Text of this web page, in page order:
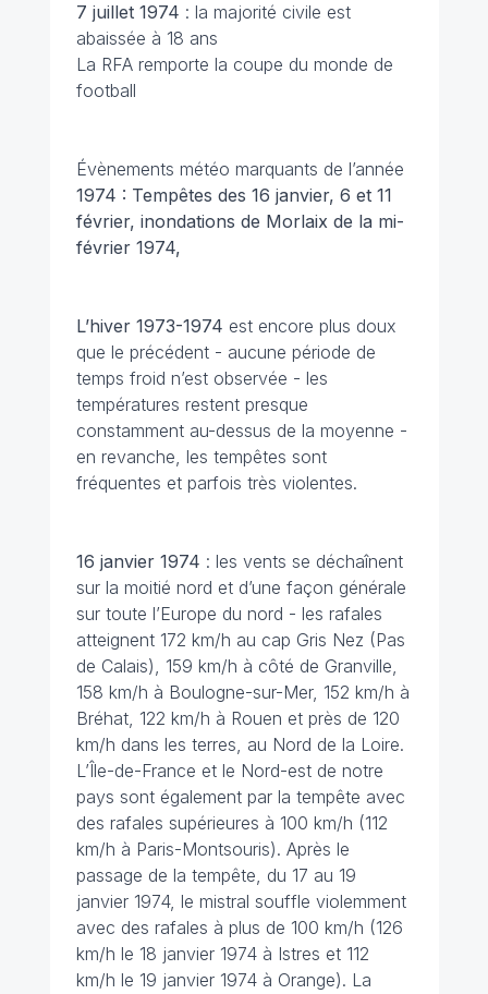
7 juillet 1974 : la majorité civile est
abaissée à 18 ans
La RFA remporte la coupe du monde de
football
Évènements météo marquants de l’année
1974 : Tempêtes des 16 janvier, 6 et 11
février, inondations de Morlaix de la mi-
février 1974,
L’hiver 1973-1974 est encore plus doux
que le précédent - aucune période de
temps froid n’est observée - les
températures restent presque
constamment au-dessus de la moyenne -
en revanche, les tempêtes sont
fréquentes et parfois très violentes.
16 janvier 1974 : les vents se déchaînent
sur la moitié nord et d’une façon générale
sur toute l’Europe du nord - les rafales
atteignent 172 km/h au cap Gris Nez (Pas
de Calais), 159 km/h à côté de Granville,
158 km/h à Boulogne-sur-Mer, 152 km/h à
Bréhat, 122 km/h à Rouen et près de 120
km/h dans les terres, au Nord de la Loire.
L’Île-de-France et le Nord-est de notre
pays sont également par la tempête avec
des rafales supérieures à 100 km/h (112
km/h à Paris-Montsouris). Après le
passage de la tempête, du 17 au 19
janvier 1974, le mistral souffle violemment
avec des rafales à plus de 100 km/h (126
km/h le 18 janvier 1974 à Istres et 112
km/h le 19 janvier 1974 à Orange). La